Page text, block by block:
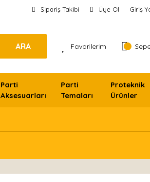
Sipariş Takibi Üye Ol Giriş
ARA Favorilerim
Parti
Aksesuarları
Parti
Temaları
Proteknik
Ürünler